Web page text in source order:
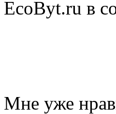
EcoByt.ru в
Мне уже